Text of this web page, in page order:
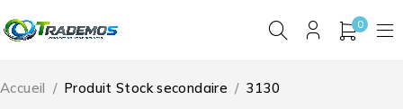
0
Accueil / Produit Stock secondaire / 3130